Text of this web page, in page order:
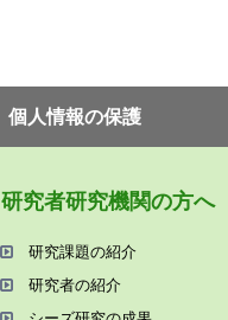
個⼈情報の保護
研究者研究機関の⽅へ
研究課題の紹介
研究者の紹介